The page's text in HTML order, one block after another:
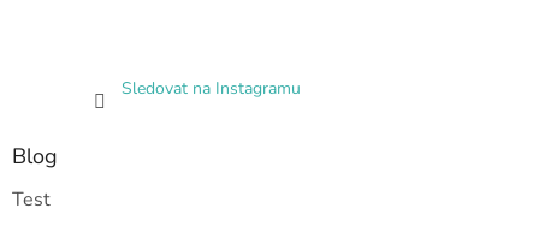
Sledovat na Instagramu
Blog
Test